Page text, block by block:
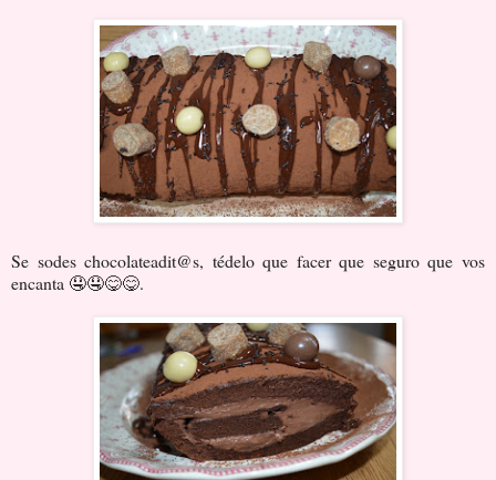
Se sodes chocolateadit@s, tédelo que facer que seguro que vos
encanta 🤤🤤😋😋.